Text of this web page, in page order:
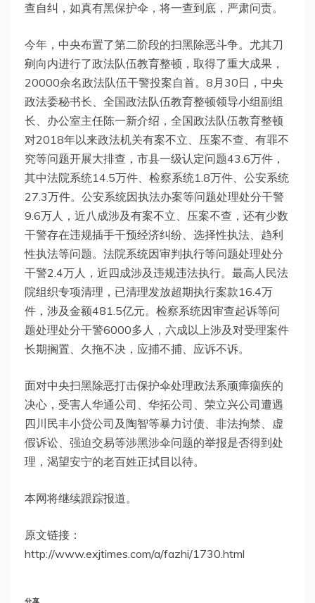
查自纠，如真有黑保护伞，将一查到底，严肃问责。
今年，中央布置了第二阶段的扫黑除恶斗争。尤其刀
剜向内进行了政法队伍教育整顿，取得了重大成果，
20000余名政法队伍干警投案自首。8月30日，中央
政法委秘书长、全国政法队伍教育整顿领导小组副组
长、办公室主任陈一新介绍，全国政法队伍教育整顿
对2018年以来政法机关有案不立、压案不查、有罪不
究等问题开展大排查，市县一级认定问题43.6万件，
其中法院系统14.5万件、检察系统1.8万件、公安系统
27.3万件。公安系统因执法办案等问题处理处分干警
9.6万人，近八成涉及有案不立、压案不查，还有少数
干警存在违规插手干预经济纠纷、选择性执法、趋利
性执法等问题。法院系统因审判执行等问题处理处分
干警2.4万人，近四成涉及违规违法执行。最高人民法
院组织专项清理，已清理发放超期执行案款16.4万
件，涉及金额481.5亿元。检察系统因审查起诉等问
题处理处分干警6000多人，六成以上涉及对受理案件
长期搁置、久拖不决，应捕不捕、应诉不诉。
面对中央扫黑除恶打击保护伞处理政法系顽瘴痼疾的
决心，受害人华通公司、华拓公司、荣立兴公司遭遇
四川民丰小贷公司及陶智等暴力讨债、非法拘禁、虚
假诉讼、强迫交易等涉黑涉伞问题的举报是否得到处
理，渴望安宁的老百姓正拭目以待。
本网将继续跟踪报道。
原文链接：
http://www.exjtimes.com/a/fazhi/1730.html
分享